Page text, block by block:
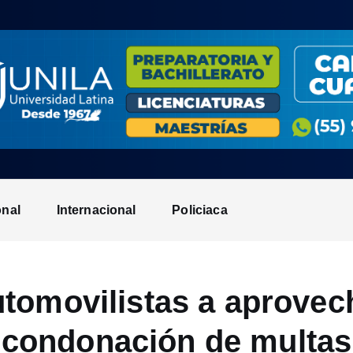
Internacional Policiaca
a
condonación de multas